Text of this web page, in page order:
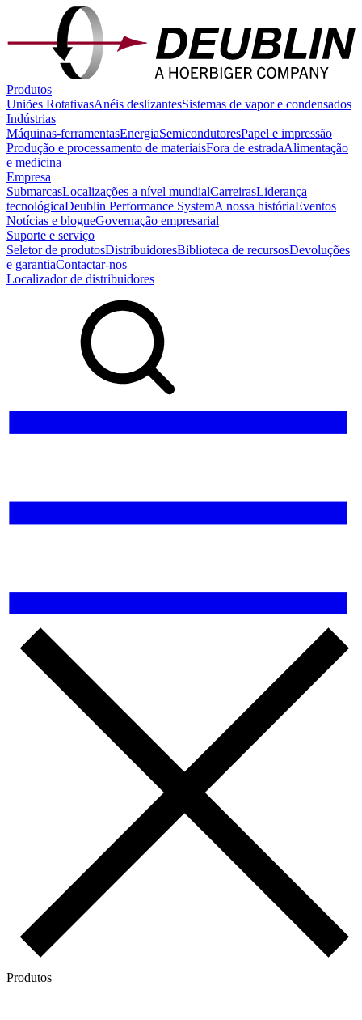
Produtos
Uniões RotativasAnéis deslizantesSistemas de vapor e condensados
Indústrias
Máquinas-ferramentasEnergiaSemicondutoresPapel e impressão
Produção e processamento de materiaisFora de estradaAlimentação
e medicina
Empresa
SubmarcasLocalizações a nível mundialCarreirasLiderança
tecnológicaDeublin Performance SystemA nossa históriaEventos
Notícias e blogueGovernação empresarial
Suporte e serviço
Seletor de produtosDistribuidoresBiblioteca de recursosDevoluções
e garantiaContactar-nos
Localizador de distribuidores
Produtos